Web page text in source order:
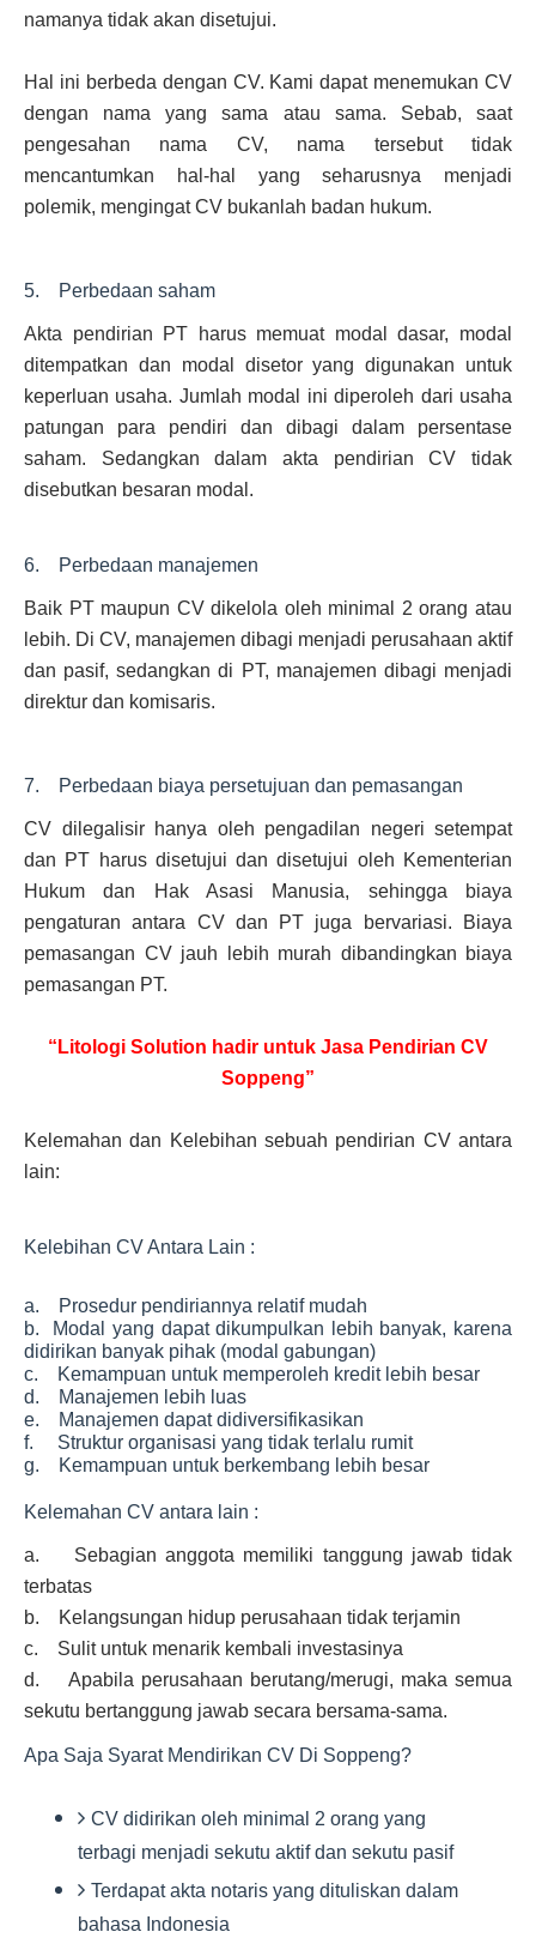
namanya tidak akan disetujui.
Hal ini berbeda dengan CV. Kami dapat menemukan CV
dengan nama yang sama atau sama. Sebab, saat
pengesahan nama CV, nama tersebut tidak
mencantumkan hal-hal yang seharusnya menjadi
polemik, mengingat CV bukanlah badan hukum.
5. Perbedaan saham
Akta pendirian PT harus memuat modal dasar, modal
ditempatkan dan modal disetor yang digunakan untuk
keperluan usaha. Jumlah modal ini diperoleh dari usaha
patungan para pendiri dan dibagi dalam persentase
saham. Sedangkan dalam akta pendirian CV tidak
disebutkan besaran modal.
6. Perbedaan manajemen
Baik PT maupun CV dikelola oleh minimal 2 orang atau
lebih. Di CV, manajemen dibagi menjadi perusahaan aktif
dan pasif, sedangkan di PT, manajemen dibagi menjadi
direktur dan komisaris.
7. Perbedaan biaya persetujuan dan pemasangan
CV dilegalisir hanya oleh pengadilan negeri setempat
dan PT harus disetujui dan disetujui oleh Kementerian
Hukum dan Hak Asasi Manusia, sehingga biaya
pengaturan antara CV dan PT juga bervariasi. Biaya
pemasangan CV jauh lebih murah dibandingkan biaya
pemasangan PT.
“Litologi Solution hadir untuk Jasa Pendirian CV
Soppeng”
Kelemahan dan Kelebihan sebuah pendirian CV antara
lain:
Kelebihan CV Antara Lain :
a. Prosedur pendiriannya relatif mudah
b. Modal yang dapat dikumpulkan lebih banyak, karena
didirikan banyak pihak (modal gabungan)
c. Kemampuan untuk memperoleh kredit lebih besar
d. Manajemen lebih luas
e. Manajemen dapat didiversifikasikan
f. Struktur organisasi yang tidak terlalu rumit
g. Kemampuan untuk berkembang lebih besar
Kelemahan CV antara lain :
a. Sebagian anggota memiliki tanggung jawab tidak
terbatas
b. Kelangsungan hidup perusahaan tidak terjamin
c. Sulit untuk menarik kembali investasinya
d. Apabila perusahaan berutang/merugi, maka semua
sekutu bertanggung jawab secara bersama-sama.
Apa Saja Syarat Mendirikan CV Di Soppeng?
CV didirikan oleh minimal 2 orang yang
terbagi menjadi sekutu aktif dan sekutu pasif
Terdapat akta notaris yang dituliskan dalam
bahasa Indonesia